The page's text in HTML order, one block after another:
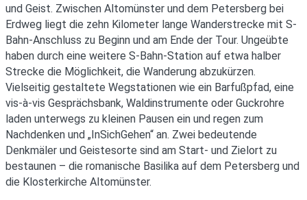
und Geist. Zwischen Altomünster und dem Petersberg bei
Erdweg liegt die zehn Kilometer lange Wanderstrecke mit S-
Bahn-Anschluss zu Beginn und am Ende der Tour. Ungeübte
haben durch eine weitere S-Bahn-Station auf etwa halber
Strecke die Möglichkeit, die Wanderung abzukürzen.
Vielseitig gestaltete Wegstationen wie ein Barfußpfad, eine
vis-à-vis Gesprächsbank, Waldinstrumente oder Guckrohre
laden unterwegs zu kleinen Pausen ein und regen zum
Nachdenken und „InSichGehen“ an. Zwei bedeutende
Denkmäler und Geistesorte sind am Start- und Zielort zu
bestaunen – die romanische Basilika auf dem Petersberg und
die Klosterkirche Altomünster.